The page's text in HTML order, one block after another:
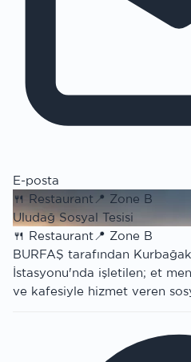
E-posta
🍴 Restaurant 📍 Zone B
Uludağ Sosyal Tesisi
🍴 Restaurant📍 Zone B
BURFAŞ tarafından
İstasyonu'nda işletilen; et
ve kafesiyle hizmet veren